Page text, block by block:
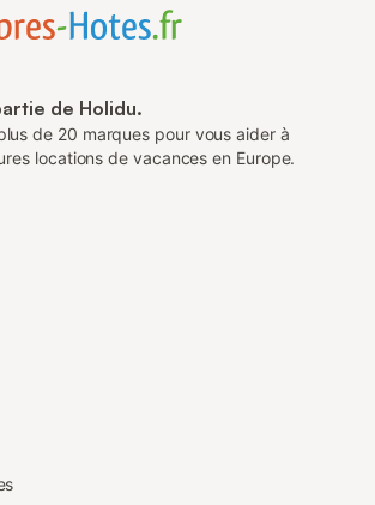
de Holidu.
de 20 marques pour vous aider à
locations de vacances en Europe.